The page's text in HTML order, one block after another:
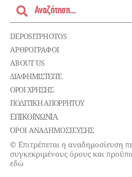
DEPOSITPHOTOS
ΑΡΘΡΟΓΡΑΦΟΙ
ABOUT US
ΔΙΑΦΗΜΙΣΤΕΊΤΕ
ΌΡΟΙ ΧΡΉΣΗΣ
ΠΟΛΙΤΙΚΉ ΑΠΟΡΡΉΤΟΥ
ΕΠΙΚΟΙΝΩΝΊΑ
ΌΡΟΙ ΑΝΑΔΗΜΟΣΙΕΥΣΗΣ
© Επιτρέπεται η αναδημοσίευση
συγκεκριμένους όρους και
εδώ